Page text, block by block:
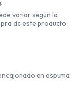
variar según la
de este producto
en espuma